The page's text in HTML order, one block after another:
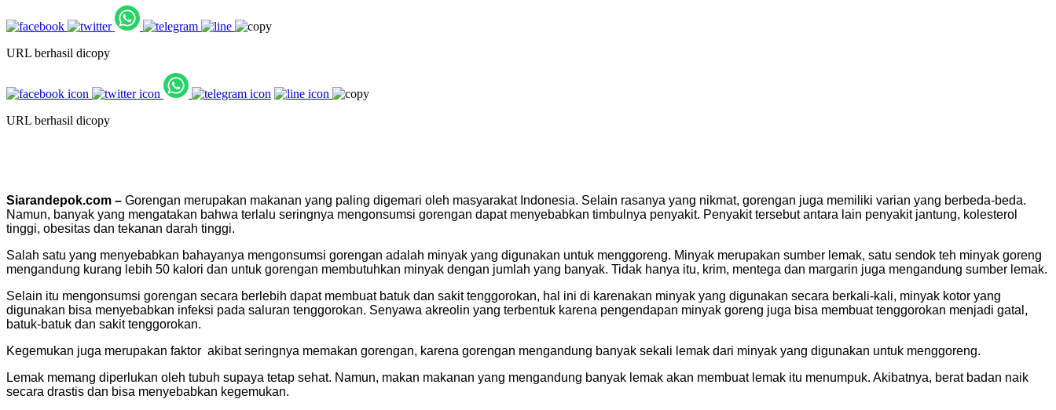
URL berhasil dicopy
URL berhasil dicopy
Siarandepok.com – Gorengan merupakan makanan yang paling digemari oleh masyarakat Indonesia. Selain rasanya yang nikmat, gorengan juga memiliki varian yang berbeda-beda.
Namun, banyak yang mengatakan bahwa terlalu seringnya mengonsumsi gorengan dapat menyebabkan timbulnya penyakit. Penyakit tersebut antara lain penyakit jantung, kolesterol
tinggi, obesitas dan tekanan darah tinggi.
Salah satu yang menyebabkan bahayanya mengonsumsi gorengan adalah minyak yang digunakan untuk menggoreng. Minyak merupakan sumber lemak, satu sendok teh minyak goreng
mengandung kurang lebih 50 kalori dan untuk gorengan membutuhkan minyak dengan jumlah yang banyak. Tidak hanya itu, krim, mentega dan margarin juga mengandung sumber lemak.
Selain itu mengonsumsi gorengan secara berlebih dapat membuat batuk dan sakit tenggorokan, hal ini di karenakan minyak yang digunakan secara berkali-kali, minyak kotor yang
digunakan bisa menyebabkan infeksi pada saluran tenggorokan. Senyawa akreolin yang terbentuk karena pengendapan minyak goreng juga bisa membuat tenggorokan menjadi gatal,
batuk-batuk dan sakit tenggorokan.
Kegemukan juga merupakan faktor akibat seringnya memakan gorengan, karena gorengan mengandung banyak sekali lemak dari minyak yang digunakan untuk menggoreng.
Lemak memang diperlukan oleh tubuh supaya tetap sehat. Namun, makan makanan yang mengandung banyak lemak akan membuat lemak itu menumpuk. Akibatnya, berat badan naik
secara drastis dan bisa menyebabkan kegemukan.